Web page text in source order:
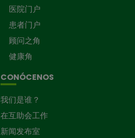
医院门户
患者门户
顾问之角
健康角
CONÓCENOS
我们是谁？
在互助会工作
新闻发布室